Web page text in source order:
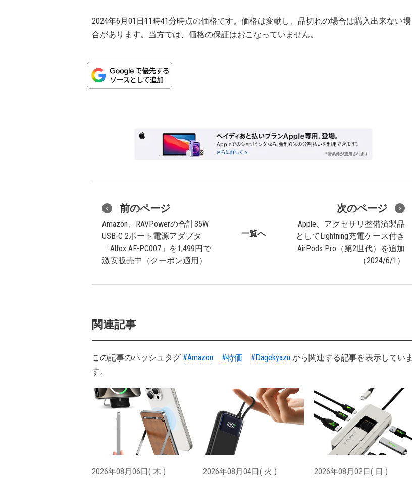
2024年6月01日11時41分時点の価格です。価格は変動し、品切れの場合は購入出来ない場
合があります。当方では、価格の保証はおこなっていません。
前のページ
Amazon、RAVPowerの合計35W
USB-C 2ポート電源アダプタ
「Alfox AF-PC007」を1,499円で
激安販売中（クーポン適用）
一覧へ
次のページ
Apple、アクセサリ整備済製品
としてLightning充電ケース付き
AirPods Pro（第2世代）を追加
（2024/6/1）
関連記事
この記事のハッシュタグ #Amazon #特価 #Dagekyazu から関連する記事を表示していま
す。
2026年08月06日( 木 ) 2026年08月04日( 火 ) 2026年08月02日( 日 )